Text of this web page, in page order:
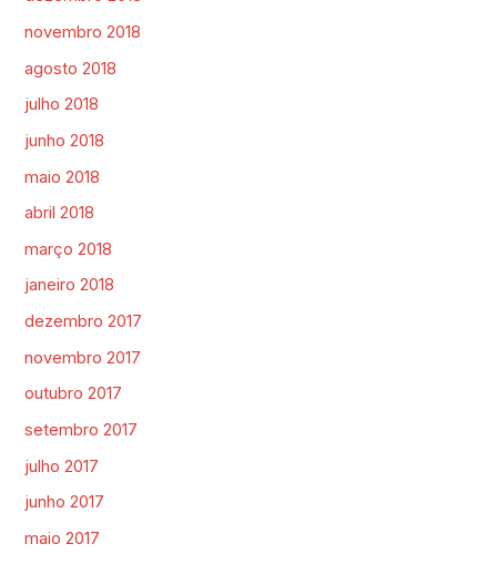
novembro 2018
agosto 2018
julho 2018
junho 2018
maio 2018
abril 2018
março 2018
janeiro 2018
dezembro 2017
novembro 2017
outubro 2017
setembro 2017
julho 2017
junho 2017
maio 2017